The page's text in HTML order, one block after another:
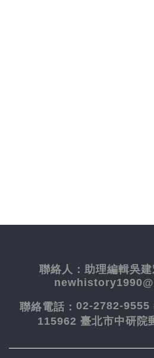
聯絡人： 助理編輯
聯絡電話： 02-2782-
115962 臺北市中研院